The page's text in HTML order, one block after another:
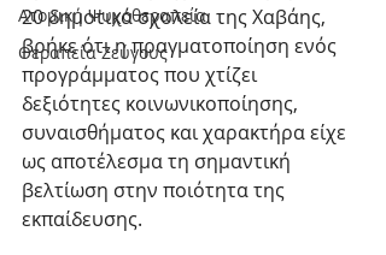
Ατομική Ψυχοθεραπεία
Θεραπεία Ζεύγους
20 δημοτικά σχολεία της Χαβάης,
βρήκε ότι η πραγματοποίηση ενός
προγράμματος που χτίζει
δεξιότητες κοινωνικοποίησης,
συναισθήματος και χαρακτήρα είχε
ως αποτέλεσμα τη σημαντική
βελτίωση στην ποιότητα της
εκπαίδευσης.